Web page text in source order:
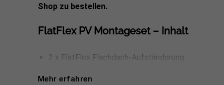
Shop zu bestellen.
FlatFlex PV Montageset – Inhalt
2 x FlatFlex Flachdach-Aufständerung
2 x FlatFlex Bautenschutz 110x110mm, je 3 Stück
Mehr erfahren